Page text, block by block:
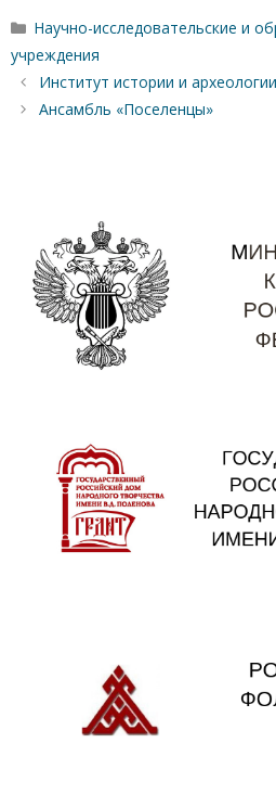
Рубрики
Научно-исследовательские и
учреждения
Институт истории и
Ансамбль «Поселенцы»